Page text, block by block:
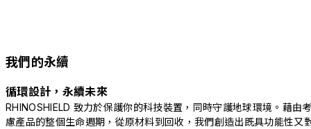
我們的永續
循環設計，永續未來
RHINOSHIELD 致力於保護你的科技裝置，同時守護地球環境。藉由
慮產品的整個生命週期，從原材料到回收，我們創造出既具功能性又